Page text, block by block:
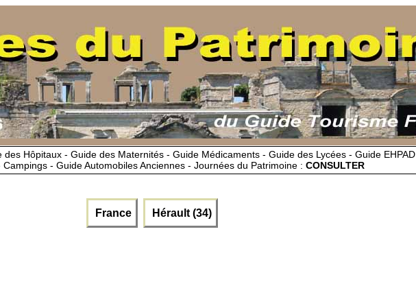
Hôpitaux - Guide des Maternités - Guide Médicaments - Guide des Lycées - Guide EHPAD
- Guide Automobiles Anciennes - Journées du Patrimoine : CONSULTER
France Hérault (34)